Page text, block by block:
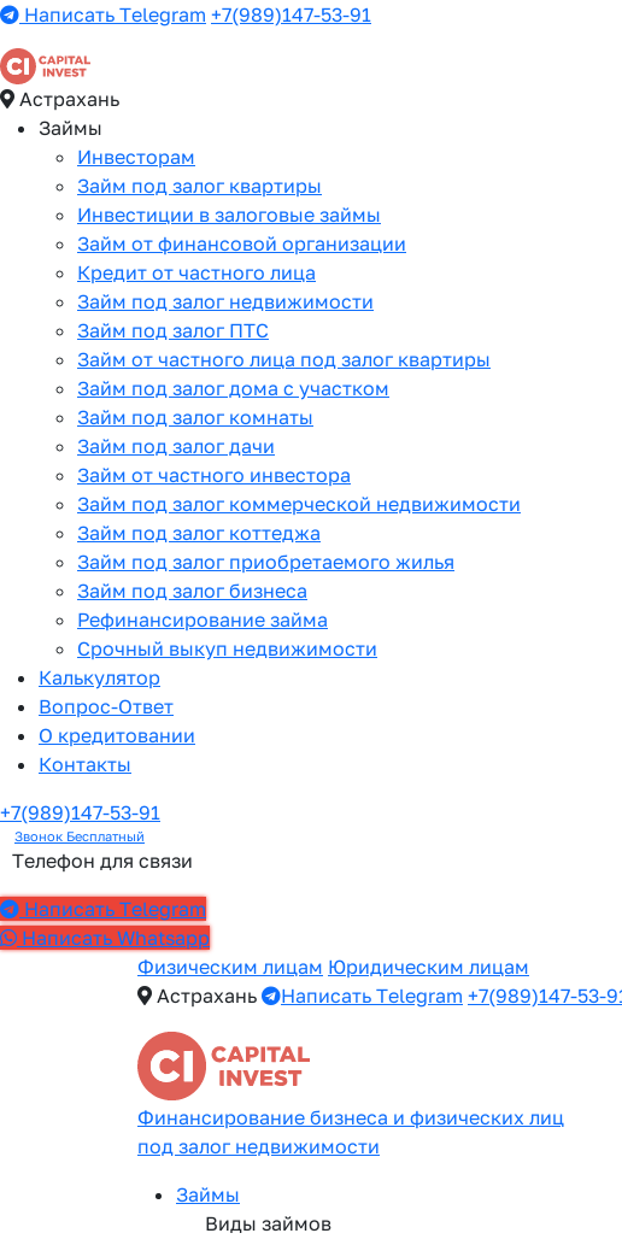
Написать Telegram +7(989)147-53-91
Астрахань
Займы
Инвесторам
Займ под залог квартиры
Инвестиции в залоговые займы
Займ от финансовой организации
Кредит от частного лица
Займ под залог недвижимости
Займ под залог ПТС
Займ от частного лица под залог квартиры
Займ под залог дома с участком
Займ под залог комнаты
Займ под залог дачи
Займ от частного инвестора
Займ под залог коммерческой недвижимости
Займ под залог коттеджа
Займ под залог приобретаемого жилья
Займ под залог бизнеса
Рефинансирование займа
Срочный выкуп недвижимости
Калькулятор
Вопрос-Ответ
О кредитовании
Контакты
+7(989)147-53-91
Звонок Бесплатный
Телефон для связи
Написать Telegram
Написать Whatsapp
Физическим лицам Юридическим лицам
Астрахань
Написать Telegram +7(989)147-53-
Финансирование бизнеса и физических лиц
под залог недвижимости
Займы
Виды займов